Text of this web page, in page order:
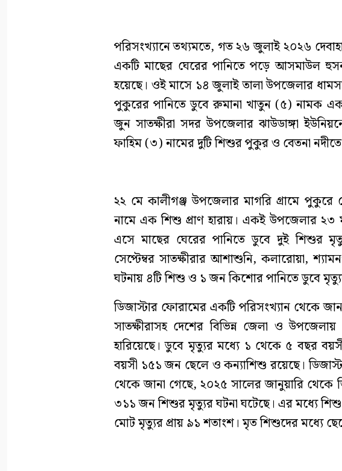
পরিসংখ্যানে তথ্যমতে, গত ২৬ জুলাই ২০২৬
একটি মাছের ঘেরের পানিতে পড়ে আসমাউল
হয়েছে। ওই মাসে ১৪ জুলাই তালা উপজেলার
পুকুরের পানিতে ডুবে রুমানা খাতুন (৫) নামক
জুন সাতক্ষীরা সদর উপজেলার ঝাউডাঙ্গা
ফাহিম (৩) নামের দুটি শিশুর পুকুর ও বেতনা
২২ মে কালীগঞ্জ উপজেলার মাগরি গ্রামে
নামে এক শিশু প্রাণ হারায়। একই উপজেলার ২৩
এসে মাছের ঘেরের পানিতে ডুবে দুই শিশুর
সেপ্টেম্বর সাতক্ষীরার আশাশুনি, কলারোয়া,
ঘটনায় ৪টি শিশু ও ১ জন কিশোর পানিতে ডুবে
ডিজাস্টার ফোরামের একটি পরিসংখ্যান থেকে
সাতক্ষীরাসহ দেশের বিভিন্ন জেলা ও
হারিয়েছে। ডুবে মৃত্যুর মধ্যে ১ থেকে ৫ বছর
বয়সী ১৫১ জন ছেলে ও কন্যাশিশু রয়েছে।
থেকে জানা গেছে, ২০২৫ সালের জানুয়ারি থেকে
৩১১ জন শিশুর মৃত্যুর ঘটনা ঘটেছে। এর মধ্যে
মোট মৃত্যুর প্রায় ৯১ শতাংশ। মৃত শিশুদের মধ্যে